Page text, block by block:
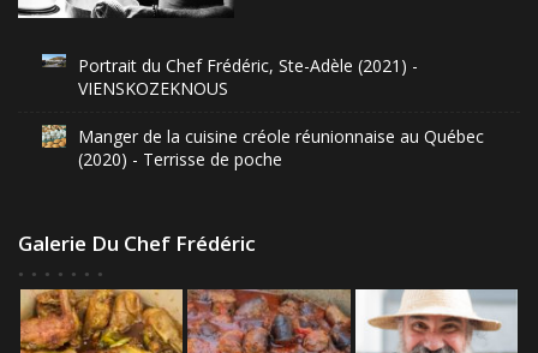
Portrait du Chef Frédéric, Ste-Adèle (2021) -
VIENSKOZEKNOUS
Manger de la cuisine créole réunionnaise au Québec
(2020) - Terrisse de poche
Galerie Du Chef Frédéric